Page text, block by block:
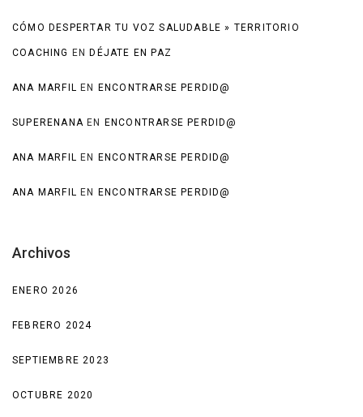
CÓMO DESPERTAR TU VOZ SALUDABLE » TERRITORIO
COACHING EN DÉJATE EN PAZ
ANA MARFIL EN ENCONTRARSE PERDID@
SUPERENANA EN ENCONTRARSE PERDID@
ANA MARFIL EN ENCONTRARSE PERDID@
ANA MARFIL EN ENCONTRARSE PERDID@
Archivos
ENERO 2026
FEBRERO 2024
SEPTIEMBRE 2023
OCTUBRE 2020